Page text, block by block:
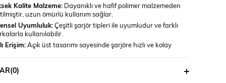
Kalite Malzeme: Dayanıklı ve hafif polimer malzemeden
uzun ömürlü kullanım sağlar.
Uyumluluk:Çeşitli şarjör tipleri ile uyumludur ve farklı
kullanılabilir.
Erişim:Açık üst tasarımı sayesinde şarjöre hızlı ve kolay
mekanizması, şarjörün güvenli bir şekilde taşınmasını
(0)